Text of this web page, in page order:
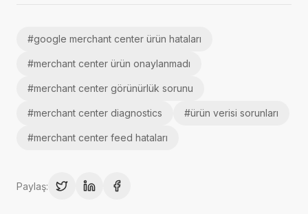
#google merchant center ürün hataları
#merchant center ürün onaylanmadı
#merchant center görünürlük sorunu
#merchant center diagnostics #ürün verisi sorunları
#merchant center feed hataları
Paylaş: